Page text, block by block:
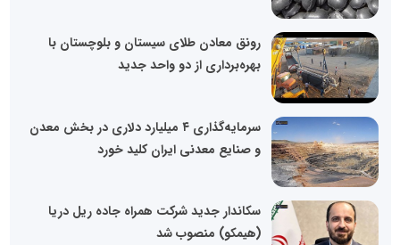
رونق معادن طلای سیستان و بلوچستان با
بهره‌برداری از دو واحد جدید
سرمایه‌گذاری ۴ میلیارد دلاری در بخش معدن
و صنایع معدنی ایران کلید خورد
سکاندار جدید شرکت همراه جاده ریل دریا
(هیمکو) منصوب شد